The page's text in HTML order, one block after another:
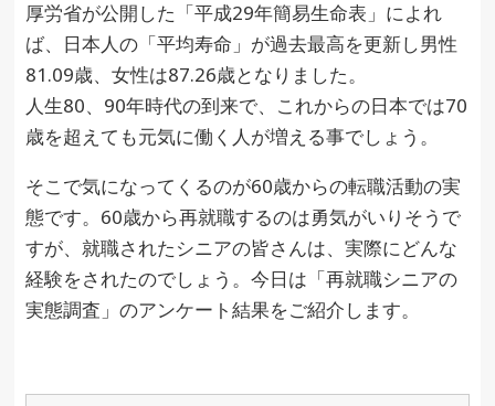
厚労省が公開した「平成29年簡易生命表」によれ
ば、日本人の「平均寿命」が過去最高を更新し男性
81.09歳、女性は87.26歳となりました。
人生80、90年時代の到来で、これからの日本では70
歳を超えても元気に働く人が増える事でしょう。
そこで気になってくるのが60歳からの転職活動の実
態です。60歳から再就職するのは勇気がいりそうで
すが、就職されたシニアの皆さんは、実際にどんな
経験をされたのでしょう。今日は「再就職シニアの
実態調査」のアンケート結果をご紹介します。